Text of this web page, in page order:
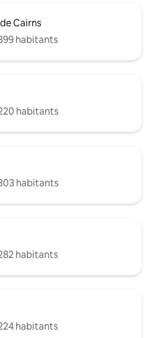
Cairns
habitants
habitants
habitants
habitants
habitants